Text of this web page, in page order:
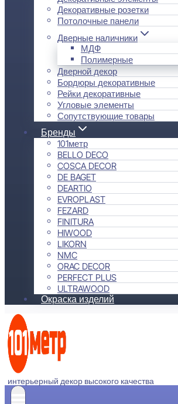
Декоративные розетки
Потолочные панели
Дверные наличники
МДФ
Полимерные
Дверной декор
Бордюры декоративные
Рейки декоративные
Угловые элементы
Сопутствующие товары
Бренды
101метр
BELLO DECO
COSCA DECOR
DE BAGET
DEARTIO
EVROPLAST
FEZARD
FINITURA
HIWOOD
LIKORN
NMC
ORAC DECOR
PERFECT PLUS
ULTRAWOOD
Окраска изделий
интерьерный декор высокого качества